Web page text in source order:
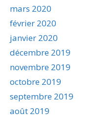
mars 2020
février 2020
janvier 2020
décembre 2019
novembre 2019
octobre 2019
septembre 2019
août 2019